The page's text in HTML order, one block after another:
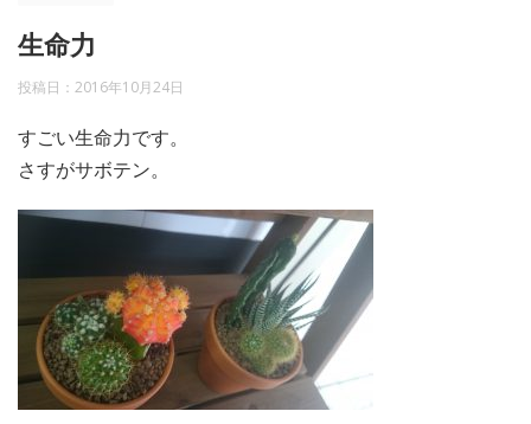
生命力
投稿日： 2016年10月24日
すごい生命力です。
さすがサボテン。